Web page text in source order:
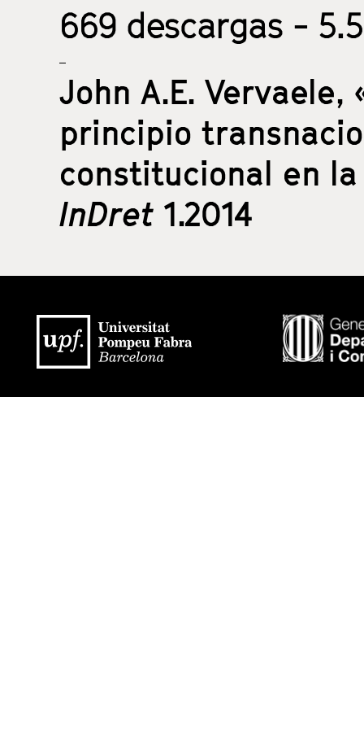
669 descargas -
John A.E. Vervaele,
principio
constitucional en
InDret 1.2014